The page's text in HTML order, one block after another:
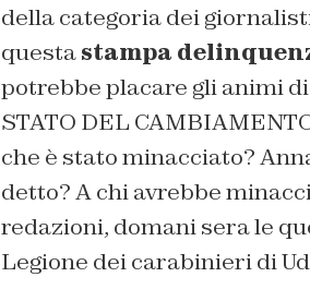
della categoria dei
questastampa
potrebbe placare gli animi
STATO DEL
che è stato minacciato?
detto? A chi avrebbe
redazioni, domani sera le
Legione dei carabinieri di